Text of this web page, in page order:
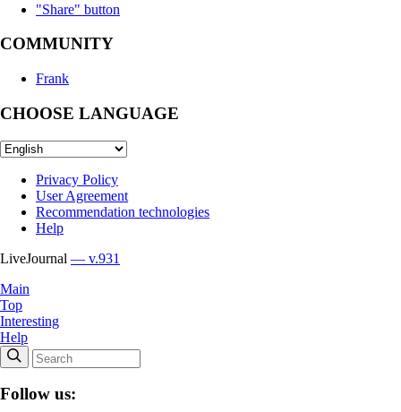
"Share" button
COMMUNITY
Frank
CHOOSE LANGUAGE
Privacy Policy
User Agreement
Recommendation technologies
Help
LiveJournal — v.931
Main
Top
Interesting
Help
Follow us: